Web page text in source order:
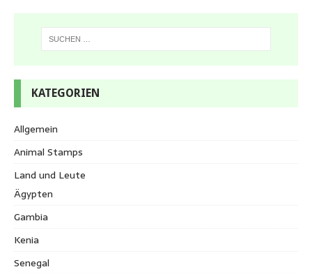
KATEGORIEN
Allgemein
Animal Stamps
Land und Leute
Ägypten
Gambia
Kenia
Senegal